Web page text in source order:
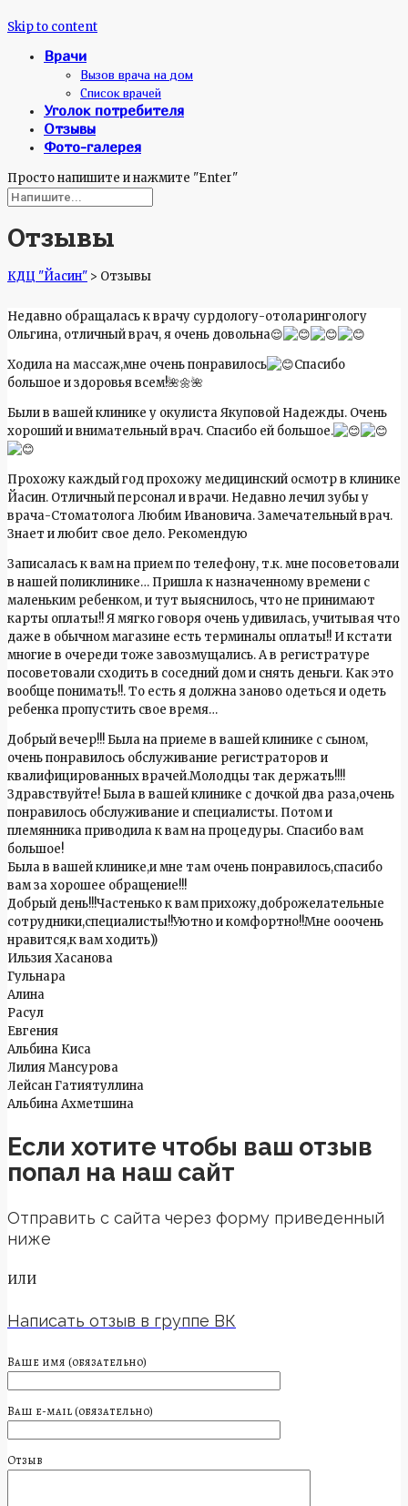
Skip to content
Врачи
Вызов врача на дом
Список врачей
Уголок потребителя
Отзывы
Фото-галерея
Просто напишите и нажмите "Enter"
Отзывы
КДЦ "Йасин" > Отзывы
Недавно обращалась к врачу сурдологу-отоларингологу
Ольгина, отличный врач, я очень довольна😌
Ходила на массаж,мне очень понравилось
Спасибо
большое и здоровья всем!🌺🌼🌺
Были в вашей клинике у окулиста Якуповой Надежды. Очень
хороший и внимательный врач. Спасибо ей большое.
Прохожу каждый год прохожу медицинский осмотр в клинике
Йасин. Отличный персонал и врачи. Недавно лечил зубы у
врача-Стоматолога Любим Ивановича. Замечательный врач.
Знает и любит свое дело. Рекомендую
Записалась к вам на прием по телефону, т.к. мне посоветовали
в нашей поликлинике… Пришла к назначенному времени с
маленьким ребенком, и тут выяснилось, что не принимают
карты оплаты!! Я мягко говоря очень удивилась, учитывая что
даже в обычном магазине есть терминалы оплаты!! И кстати
многие в очереди тоже завозмущались. А в регистратуре
посоветовали сходить в соседний дом и снять деньги. Как это
вообще понимать!!. То есть я должна заново одеться и одеть
ребенка пропустить свое время…
Добрый вечер!!! Была на приеме в вашей клинике с сыном,
очень понравилось обслуживание регистраторов и
квалифицированных врачей.Молодцы так держать!!!!
Здравствуйте! Была в вашей клинике с дочкой два раза,очень
понравилось обслуживание и специалисты. Потом и
племянника приводила к вам на процедуры. Спасибо вам
большое!
Была в вашей клинике,и мне там очень понравилось,спасибо
вам за хорошее обращение!!!
Добрый день!!!Частенько к вам прихожу,доброжелательные
сотрудники,специалисты!!Уютно и комфортно!!Мне ооочень
нравится,к вам ходить))
Ильзия Хасанова
Гульнара
Алина
Расул
Евгения
Альбина Киса
Лилия Мансурова
Лейсан Гатиятуллина
Альбина Ахметшина
Если хотите чтобы ваш отзыв
попал на наш сайт
Отправить с сайта через форму приведенный
ниже
ИЛИ
Написать отзыв в группе ВК
Ваше имя (обязательно)
Ваш e-mail (обязательно)
Отзыв